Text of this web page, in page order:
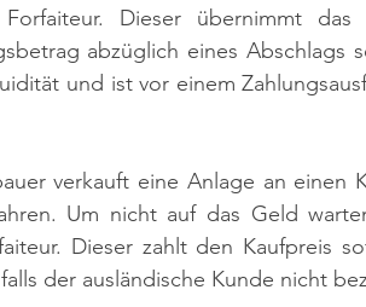
Dieser übernimmt
abzüglich eines Abschlags
und ist vor einem
verkauft eine Anlage an einen
Um nicht auf das Geld
Dieser zahlt den Kaufpreis
der ausländische Kunde nicht